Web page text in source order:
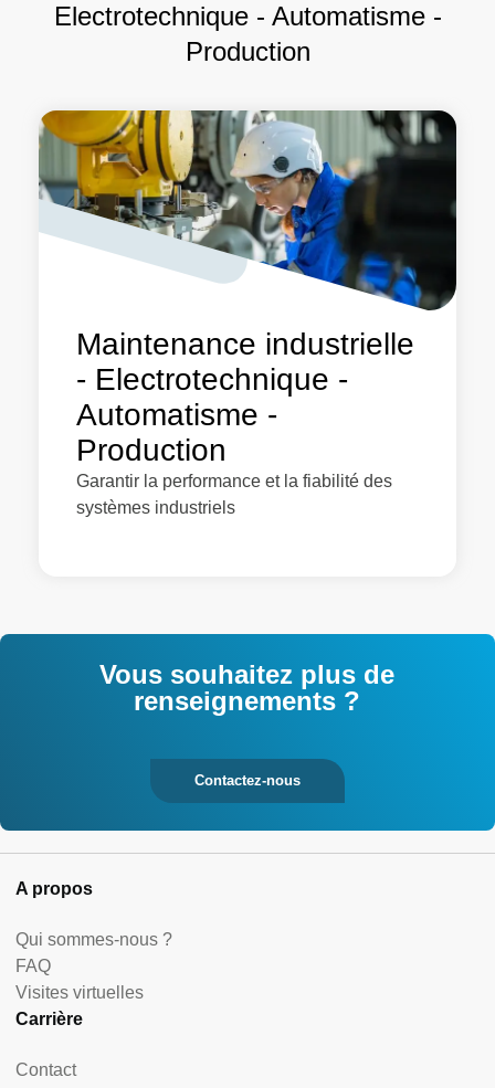
Electrotechnique - Automatisme -
Production
Maintenance industrielle
- Electrotechnique -
Automatisme -
Production
Garantir la performance et la fiabilité des
systèmes industriels
Vous souhaitez plus de
renseignements ?
Contactez-nous
A propos
Qui sommes-nous ?
FAQ
Visites virtuelles
Carrière
Contact